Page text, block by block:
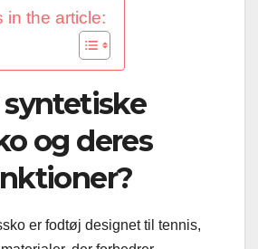
in the article:
syntetiske
og deres
er fodtøj designet til tennis,